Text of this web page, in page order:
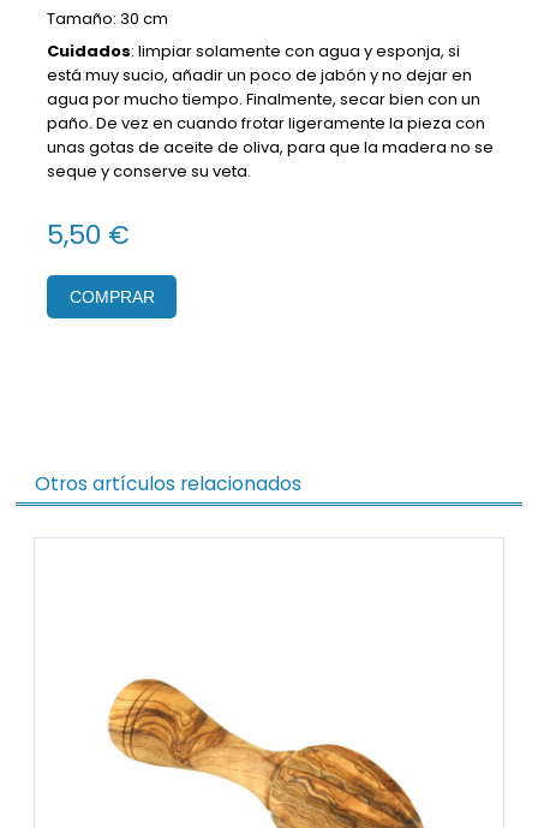
Tamaño: 30 cm
Cuidados: limpiar solamente con agua y esponja, si
está muy sucio, añadir un poco de jabón y no dejar en
agua por mucho tiempo. Finalmente, secar bien con un
paño. De vez en cuando frotar ligeramente la pieza con
unas gotas de aceite de oliva, para que la madera no se
seque y conserve su veta.
5,50 €
COMPRAR
Otros artículos relacionados